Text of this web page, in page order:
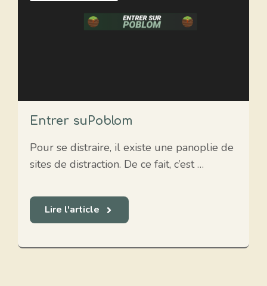
Entrer suPoblom
Pour se distraire, il existe une panoplie de
sites de distraction. De ce fait, c’est …
Lire l'article